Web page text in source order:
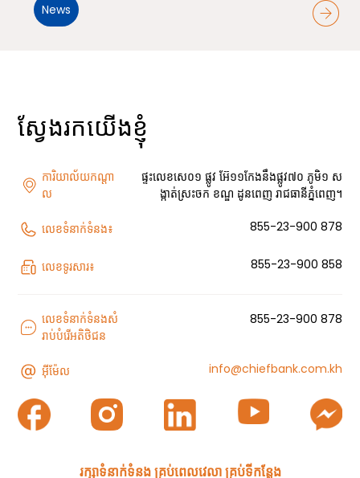
News
ស្វែងរក​យើងខ្ញុំ
ការិយាល័យកណ្តា
ល
ផ្ទះលេខសេ០១ ផ្លូវ អ៊ែ១១កែងនឹងផ្លូវ៧០ ភូមិ១ ស
ង្កាត់ស្រះចក ខណ្ឌ ដូនពេញ រាជធានីភ្នំពេញ។
លេខទំនាក់ទំនង៖ 855-23-900 878
លេខទូរសារ៖ 855-23-900 858
លេខទំនាក់ទំនងសំ
រាប់បំរើអតិថិជន
855-23-900 878
អ៊ីម៉ែល info@chiefbank.com.kh
រក្សាទំនាក់ទំនង គ្រប់ពេលវេលា គ្រប់ទីកន្លែង